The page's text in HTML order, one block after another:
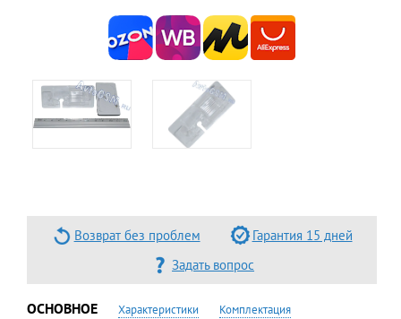
Возврат без проблем
Гарантия 15 дней
Задать вопрос
ОСНОВНОЕ Характеристики Комплектация